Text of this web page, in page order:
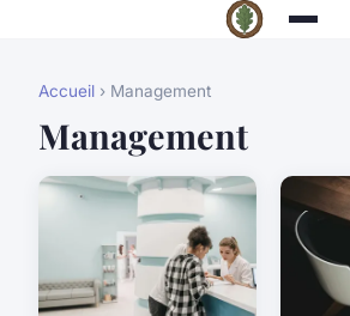
Accueil › Management
Management